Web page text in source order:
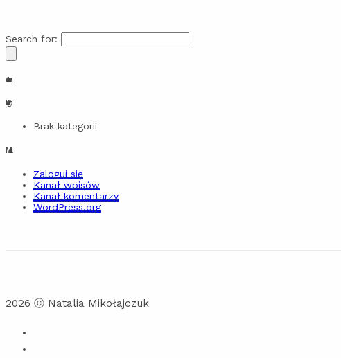
Search for:
Archiwa
Kategorie
Brak kategorii
Meta
Zaloguj się
Kanał wpisów
Kanał komentarzy
WordPress.org
2026 ⓒ Natalia Mikołajczuk